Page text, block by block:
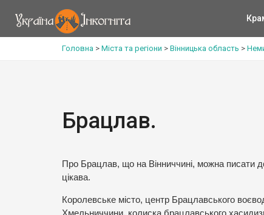
Головна > Міста та регіони > Вінницька область >
Брацлав.
Про Брацлав, що на Вінниччині, можна писати
цікава.
Королевське місто, центр Брацлавського
Хмельниччини, колиска брацлавського